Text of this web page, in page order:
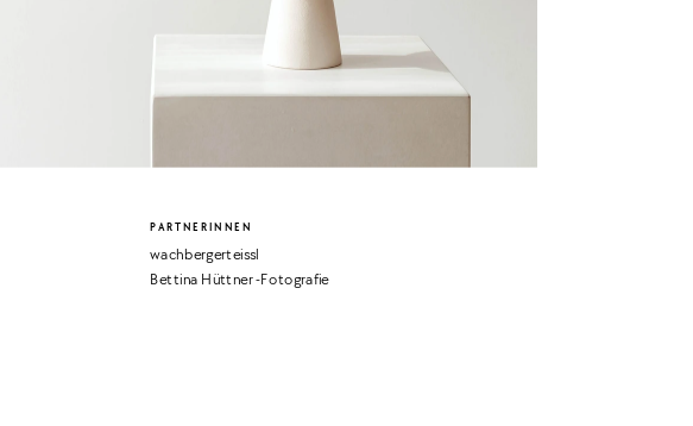
PARTNERINNEN
wachbergerteissl
Bettina Hüttner -Fotografie